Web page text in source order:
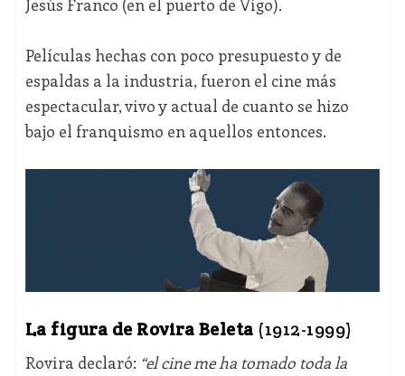
Jesús Franco (en el puerto de Vigo).
Películas hechas con poco presupuesto y de
espaldas a la industria, fueron el cine más
espectacular, vivo y actual de cuanto se hizo
bajo el franquismo en aquellos entonces.
La figura de Rovira Beleta (1912-1999)
Rovira declaró: “el cine me ha tomado toda la